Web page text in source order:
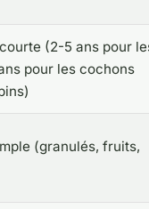
(2-5 ans pour
pour les cochons
(granulés, fruits,